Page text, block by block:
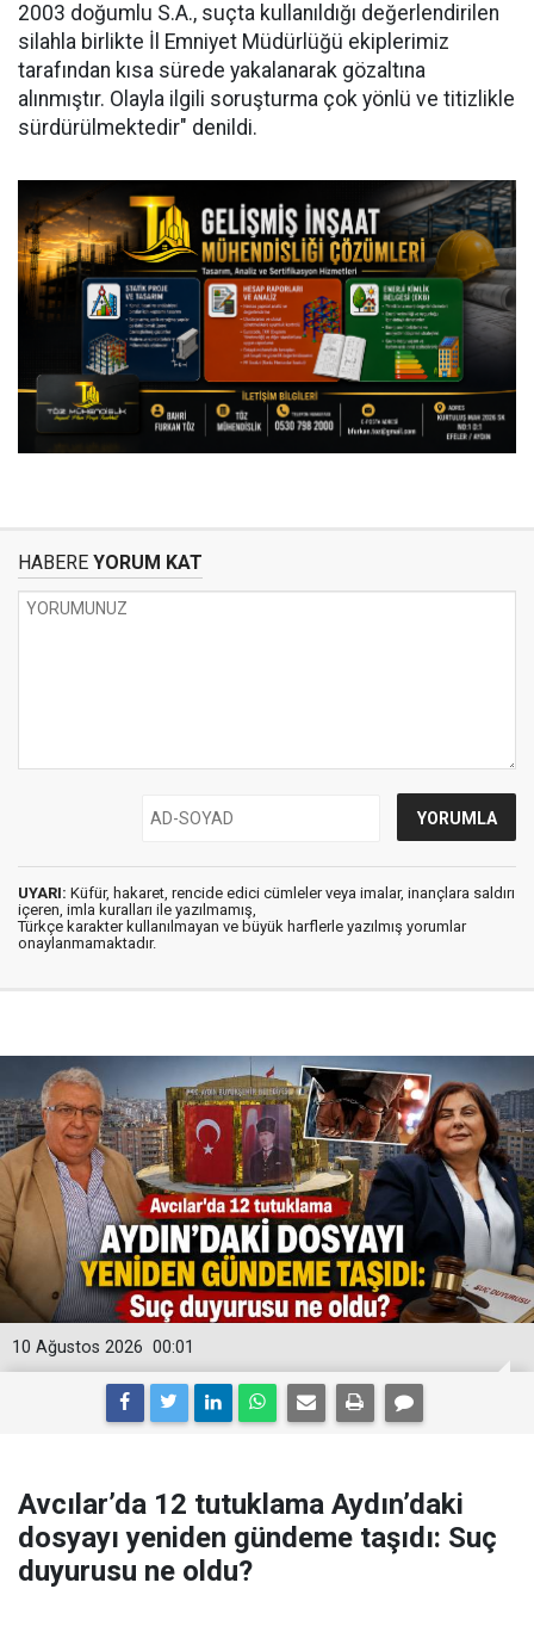
2003 doğumlu S.A., suçta kullanıldığı değerlendirilen
silahla birlikte İl Emniyet Müdürlüğü ekiplerimiz
tarafından kısa sürede yakalanarak gözaltına
alınmıştır. Olayla ilgili soruşturma çok yönlü ve titizlikle
sürdürülmektedir" denildi.
HABERE YORUM KAT
UYARI: Küfür, hakaret, rencide edici cümleler veya imalar, inançlara saldırı
içeren, imla kuralları ile yazılmamış,
Türkçe karakter kullanılmayan ve büyük harflerle yazılmış yorumlar
onaylanmamaktadır.
00:01
10 Ağustos 2026
Avcılar’da 12 tutuklama Aydın’daki
dosyayı yeniden gündeme taşıdı: Suç
duyurusu ne oldu?